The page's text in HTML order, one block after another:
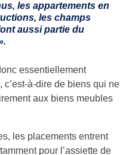
les appartements en
les champs
aussi partie du
essentiellement
à-dire de biens qui ne
aux biens meubles
les placements entrent
pour l’assiette de